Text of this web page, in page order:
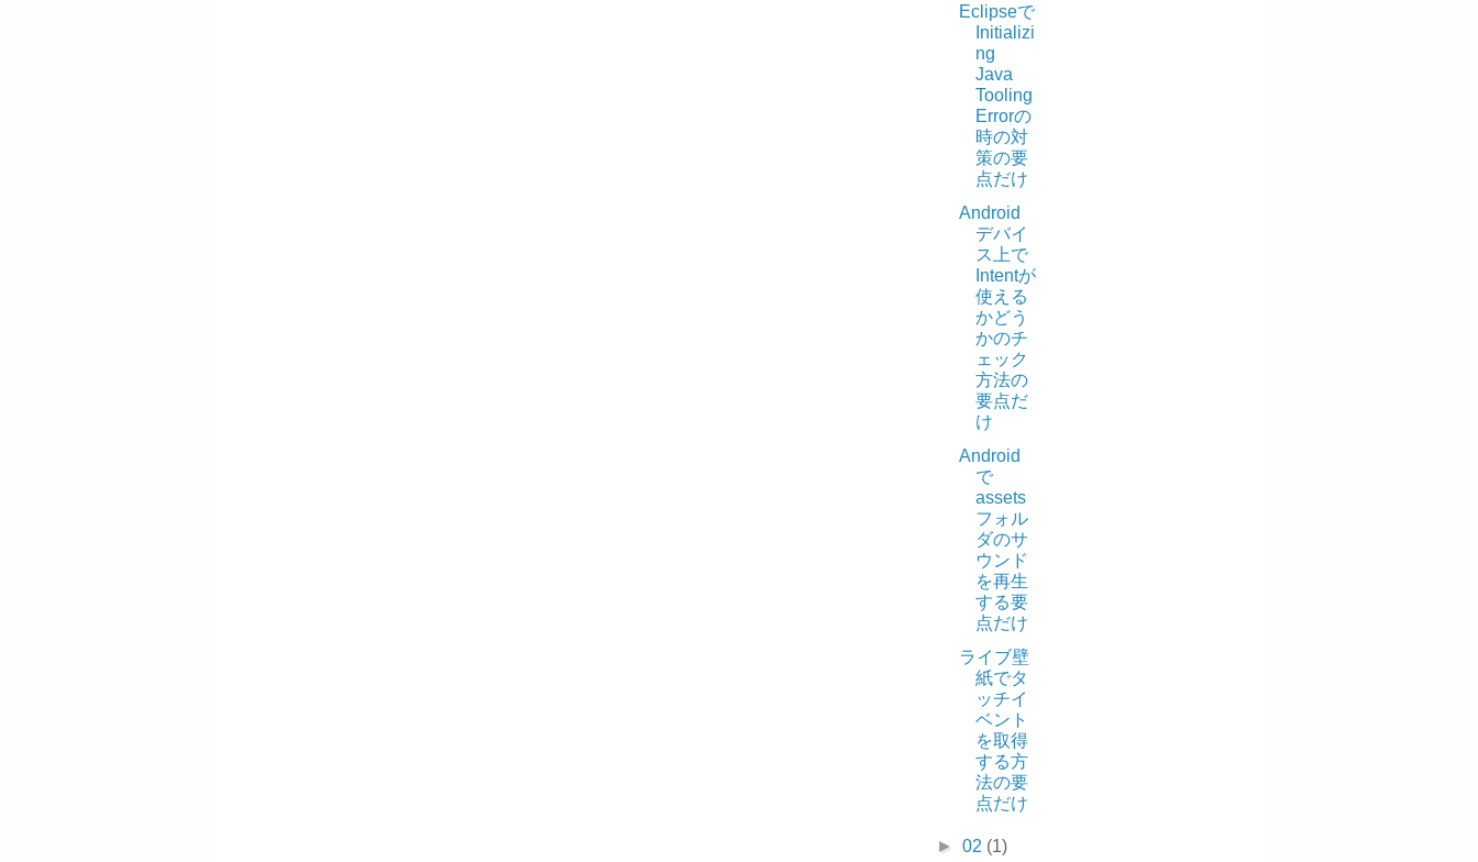
Eclipseで
Initializi
ng
Java
Tooling
Errorの
時の対
策の要
点だけ
Android
デバイ
ス上で
Intentが
使える
かどう
かのチ
ェック
方法の
要点だ
け
Android
で
assets
フォル
ダのサ
ウンド
を再生
する要
点だけ
ライブ壁
紙でタ
ッチイ
ベント
を取得
する方
法の要
点だけ
►02 (1)